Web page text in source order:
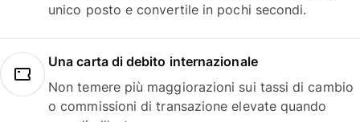
unico posto e convertile in pochi secondi.
Una carta di debito internazionale
Non temere più maggiorazioni sui tassi di cambio
o commissioni di transazione elevate quando